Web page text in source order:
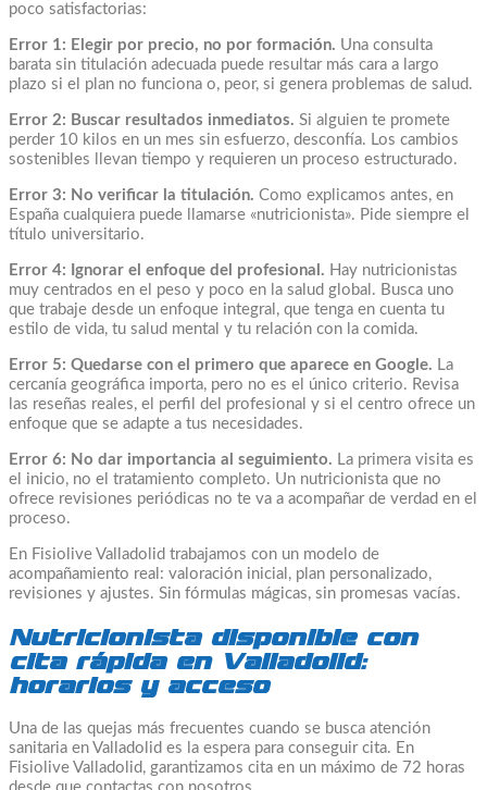
poco satisfactorias:
Error 1: Elegir por precio, no por formación. Una consulta
barata sin titulación adecuada puede resultar más cara a largo
plazo si el plan no funciona o, peor, si genera problemas de salud.
Error 2: Buscar resultados inmediatos. Si alguien te promete
perder 10 kilos en un mes sin esfuerzo, desconfía. Los cambios
sostenibles llevan tiempo y requieren un proceso estructurado.
Error 3: No verificar la titulación. Como explicamos antes, en
España cualquiera puede llamarse «nutricionista». Pide siempre el
título universitario.
Error 4: Ignorar el enfoque del profesional. Hay nutricionistas
muy centrados en el peso y poco en la salud global. Busca uno
que trabaje desde un enfoque integral, que tenga en cuenta tu
estilo de vida, tu salud mental y tu relación con la comida.
Error 5: Quedarse con el primero que aparece en Google. La
cercanía geográfica importa, pero no es el único criterio. Revisa
las reseñas reales, el perfil del profesional y si el centro ofrece un
enfoque que se adapte a tus necesidades.
Error 6: No dar importancia al seguimiento. La primera visita es
el inicio, no el tratamiento completo. Un nutricionista que no
ofrece revisiones periódicas no te va a acompañar de verdad en el
proceso.
En Fisiolive Valladolid trabajamos con un modelo de
acompañamiento real: valoración inicial, plan personalizado,
revisiones y ajustes. Sin fórmulas mágicas, sin promesas vacías.
Nutricionista disponible con
cita rápida en Valladolid:
horarios y acceso
Una de las quejas más frecuentes cuando se busca atención
sanitaria en Valladolid es la espera para conseguir cita. En
Fisiolive Valladolid, garantizamos cita en un máximo de 72 horas